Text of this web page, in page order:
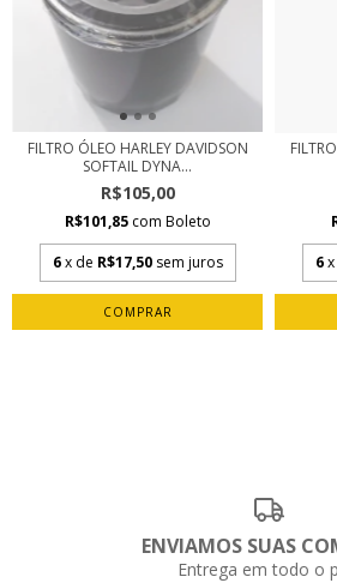
FILTRO ÓLEO HARLEY DAVIDSON
SOFTAIL DYNA...
R$105,00
R$101,85 com Boleto
6 x de R$17,50 sem juros
6
ENVIAMOS SUAS
Entrega em todo o